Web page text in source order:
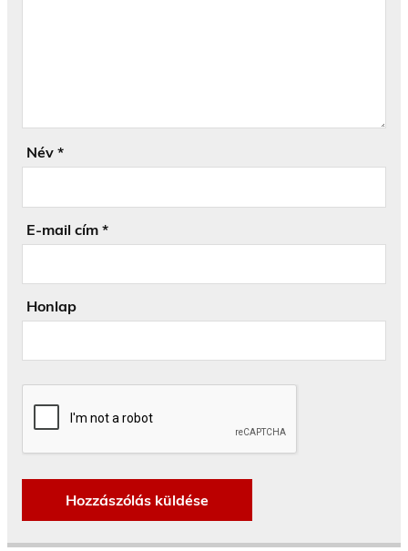
Név *
E-mail cím *
Honlap